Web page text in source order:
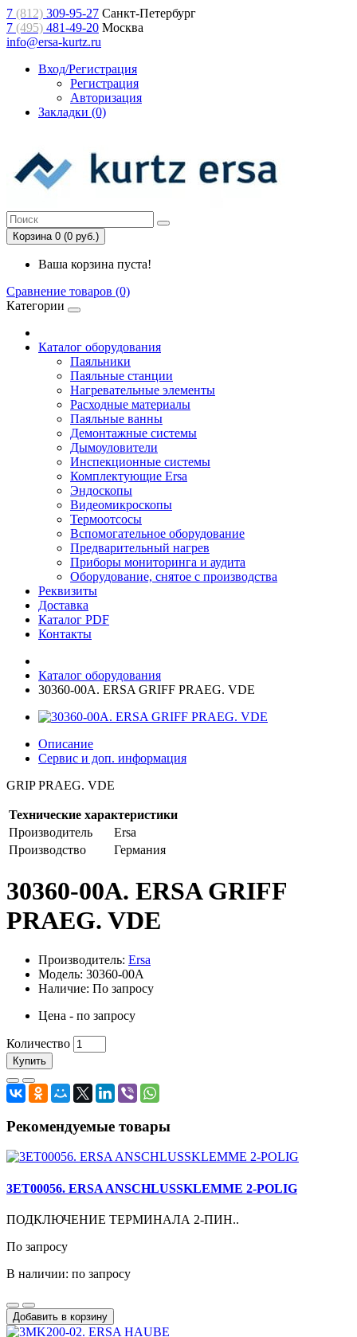
7 (812) 309-95-27 Санкт-Петербург
7 (495) 481-49-20 Москва
info@ersa-kurtz.ru
Вход/Регистрация
Регистрация
Авторизация
Закладки (0)
Корзина 0 (0 руб.)
Ваша корзина пуста!
Сравнение товаров (0)
Категории
Каталог оборудования
Паяльники
Паяльные станции
Нагревательные элементы
Расходные материалы
Паяльные ванны
Демонтажные системы
Дымоуловители
Инспекционные системы
Комплектующие Ersa
Эндоскопы
Видеомикроскопы
Термоотсосы
Вспомогательное оборудование
Предварительный нагрев
Приборы мониторинга и аудита
Оборудование, снятое с производства
Реквизиты
Доставка
Каталог PDF
Контакты
Каталог оборудования
30360-00A. ERSA GRIFF PRAEG. VDE
Описание
Сервис и доп. информация
GRIP PRAEG. VDE
Технические характеристики
Производитель
Ersa
Производство
Германия
30360-00A. ERSA GRIFF
PRAEG. VDE
Производитель: Ersa
Модель: 30360-00A
Наличие: По запросу
Цена - по запросу
Количество
Купить
Рекомендуемые товары
3ET00056. ERSA ANSCHLUSSKLEMME 2-POLIG
ПОДКЛЮЧЕНИЕ ТЕРМИНАЛА 2-ПИН..
По запросу
В наличии: по запросу
Добавить в корзину